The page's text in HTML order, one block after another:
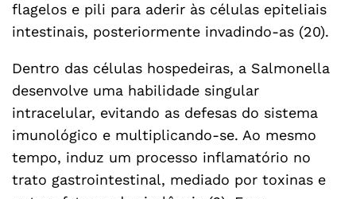
flagelos e pili para aderir às células epiteliais
intestinais, posteriormente invadindo-as (20).
Dentro das células hospedeiras, a Salmonella
desenvolve uma habilidade singular
intracelular, evitando as defesas do sistema
imunológico e multiplicando-se. Ao mesmo
tempo, induz um processo inflamatório no
trato gastrointestinal, mediado por toxinas e